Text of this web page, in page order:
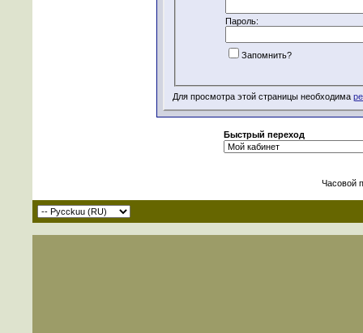
Пароль:
Запомнить?
Для просмотра этой страницы необходима
Быстрый переход
Часовой